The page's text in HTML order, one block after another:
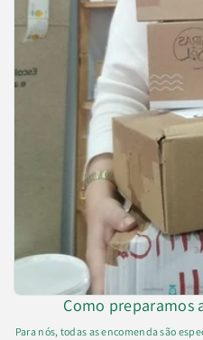
Como preparamos
Para nós, todas as encomenda são